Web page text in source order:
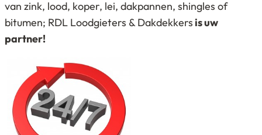
van zink, lood, koper, lei, dakpannen, shingles of
bitumen; RDL Loodgieters & Dakdekkers is uw
partner!